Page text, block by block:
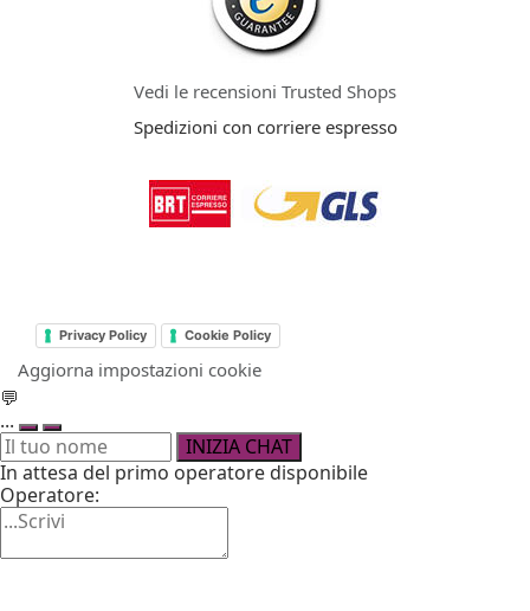
Vedi le recensioni Trusted Shops
Spedizioni con corriere espresso
Privacy Policy Cookie Policy
Aggiorna impostazioni cookie
💬
...
INIZIA CHAT
In attesa del primo operatore disponibile
Operatore: